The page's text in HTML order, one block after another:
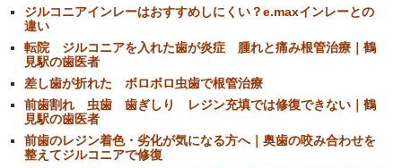
ジルコニアインレーはおすすめしにくい？e.maxインレーとの
違い
転院 ジルコニアを入れた歯が炎症 腫れと痛み根管治療｜鶴
見駅の歯医者
差し歯が折れた ボロボロ虫歯で根管治療
前歯割れ 虫歯 歯ぎしり レジン充填では修復できない｜鶴
見駅の歯医者
前歯のレジン着色・劣化が気になる方へ｜奥歯の咬み合わせを
整えてジルコニアで修復